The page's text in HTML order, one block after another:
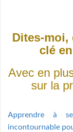
Dites-moi,
clé
Avec en
sur la
Apprendre à
incontournable